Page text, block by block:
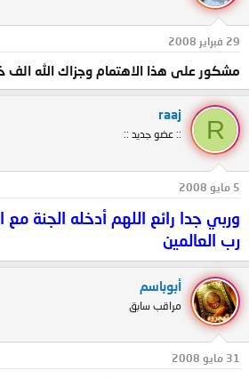
29 فبراير 2008
مشكور على هذا الاهتمام وجزاك الله الف
R
raaj
:: عضو جديد ::
5 مايو 2008
وربي جدا رائع اللهم أدخله الجنة مع
رب العالمين
أبوباسم
مراقب سابق
31 مايو 2008